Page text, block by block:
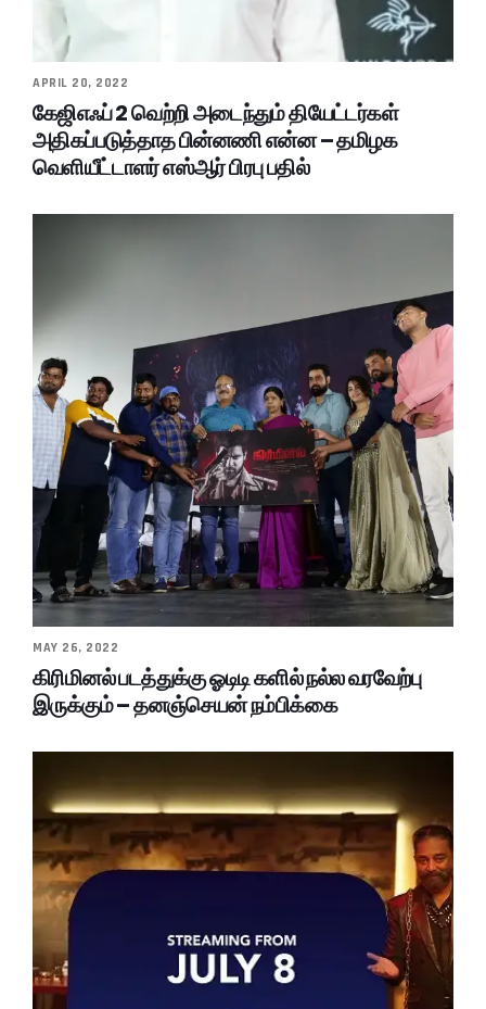
APRIL 20, 2022
கேஜிஎஃப் 2 வெற்றி அடைந்தும் தியேட்டர்கள்
அதிகப்படுத்தாத பின்னணி என்ன – தமிழக
வெளியீட்டாளர் எஸ்ஆர் பிரபு பதில்
MAY 26, 2022
கிரிமினல் படத்துக்கு ஓடிடி களில் நல்ல வரவேற்பு
இருக்கும் – தனஞ்செயன் நம்பிக்கை